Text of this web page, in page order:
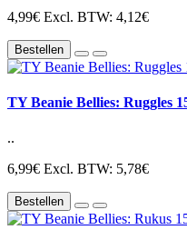
4,99€ Excl. BTW: 4,12€
Bestellen
TY Beanie Bellies: Ruggles
..
6,99€ Excl. BTW: 5,78€
Bestellen